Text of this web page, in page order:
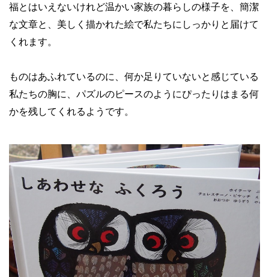
福とはいえないけれど温かい家族の暮らしの様子を、簡潔
な文章と、美しく描かれた絵で私たちにしっかりと届けて
くれます。
ものはあふれているのに、何か足りていないと感じている
私たちの胸に、パズルのピースのようにぴったりはまる何
かを残してくれるようです。